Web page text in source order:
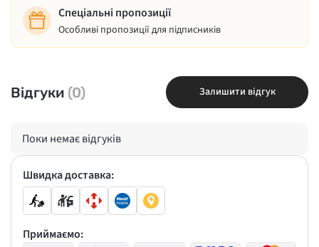
Спеціальні пропозиції
Особливі пропозиції для підписників
Відгуки (0) Залишити відгук
Поки немає відгуків
Швидка доставка:
Приймаємо: